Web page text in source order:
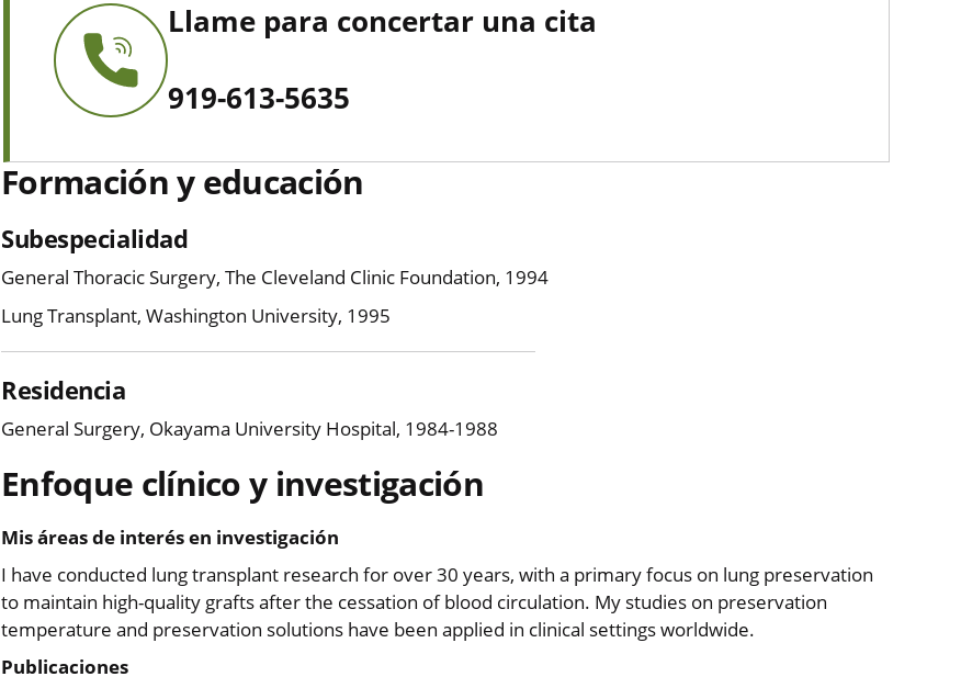
Llame para concertar una cita
919-613-5635
Formación y educación
Subespecialidad
General Thoracic Surgery, The Cleveland Clinic Foundation, 1994
Lung Transplant, Washington University, 1995
Residencia
General Surgery, Okayama University Hospital, 1984-1988
Enfoque clínico y investigación
Mis áreas de interés en investigación
I have conducted lung transplant research for over 30 years, with a primary focus on lung preservation
to maintain high-quality grafts after the cessation of blood circulation. My studies on preservation
temperature and preservation solutions have been applied in clinical settings worldwide.
Publicaciones